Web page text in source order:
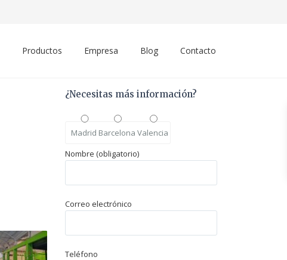
Productos Empresa Blog Contacto
¿Necesitas más información?
Madrid Barcelona Valencia
Nombre (obligatorio)
Correo electrónico
Teléfono